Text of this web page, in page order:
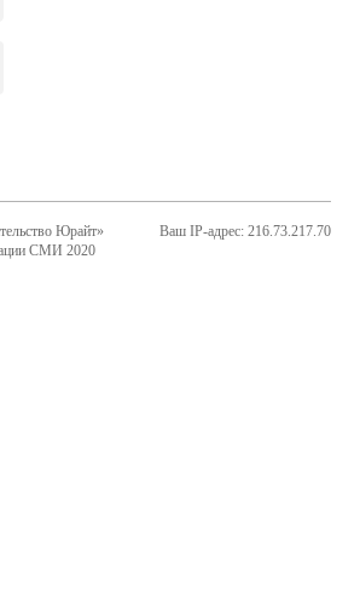
Юрайт»
СМИ 2020
Ваш IP-адрес: 216.73.217.70